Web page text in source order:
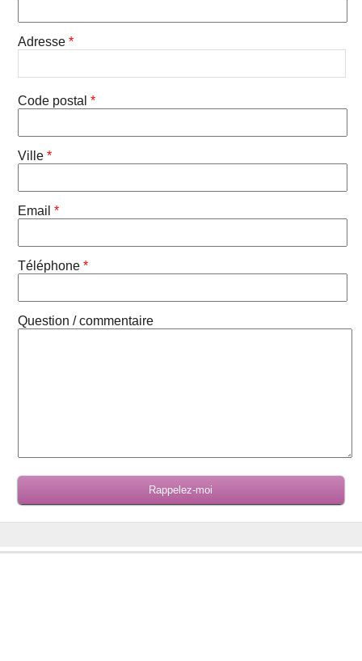
Adresse*
Code postal*
Ville*
Email*
Téléphone*
Question / commentaire